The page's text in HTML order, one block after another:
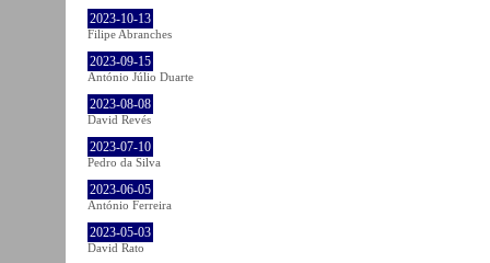
2023-10-13
Filipe Abranches
2023-09-15
António Júlio Duarte
2023-08-08
David Revés
2023-07-10
Pedro da Silva
2023-06-05
António Ferreira
2023-05-03
David Rato